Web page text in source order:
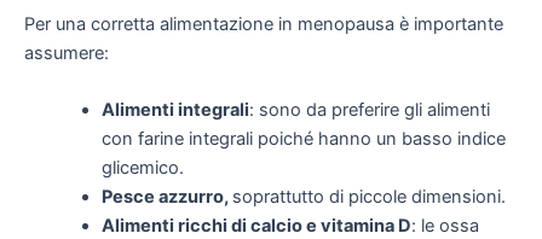
Per una corretta alimentazione in menopausa è importante
assumere:
Alimenti integrali: sono da preferire gli alimenti
con farine integrali poiché hanno un basso indice
glicemico.
Pesce azzurro, soprattutto di piccole dimensioni.
Alimenti ricchi di calcio e vitamina D: le ossa